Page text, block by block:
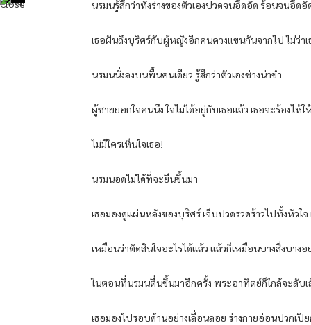
นรมนรู้สึกว่าทั้งร่างของตัวเองปวดจนอึดอัด ร้อนจนอึด
เธอฝันถึงบุริศร์กับผู้หญิงอีกคนควงแขนกันจากไป ไม่ว่าเ
นรมนนั่งลงบนพื้นคนเดียว รู้สึกว่าตัวเองช่างน่าขำ
ผู้ชายยอกใจคนนึง ใจไม่ได้อยู่กับเธอแล้ว เธอจะร้องไห้ใ
ไม่มีใครเห็นใจเธอ!
นรมนอดไม่ได้ที่จะยืนขึ้นมา
เธอมองดูแผ่นหลังของบุริศร์ เจ็บปวดรวดร้าวไปทั้งหัวใ
เหมือนว่าตัดสินใจอะไรได้แล้ว แล้วก็เหมือนบางสิ่งบางอ
ในตอนที่นรมนตื่นขึ้นมาอีกครั้ง พระอาทิตย์ก็ใกล้จะลับ
เธอมองไปรอบด้านอย่างเลื่อนลอย ร่างกายอ่อนปวกเปีย